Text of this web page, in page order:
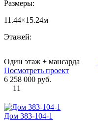
Размеры:
11.44×15.24м
Этажей:
Один этаж + мансарда
Посмотреть проект
6 258 000 руб.
11
Дом 383-104-1